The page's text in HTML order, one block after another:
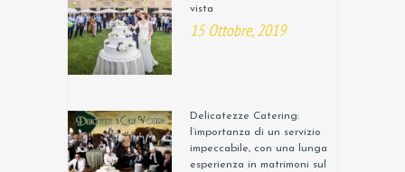
vista
15 Ottobre, 2019
Delicatezze Catering:
l’importanza di un servizio
impeccabile, con una lunga
esperienza in matrimoni sul